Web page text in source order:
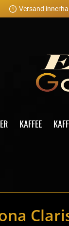
Versand
KAFFEE